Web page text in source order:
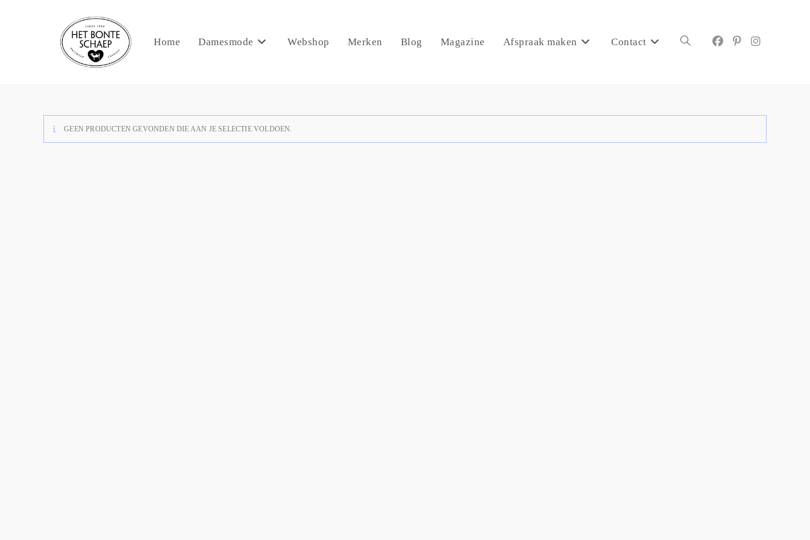
Home Damesmode Webshop Merken Blog Magazine Afspraak maken Contact
GEEN PRODUCTEN GEVONDEN DIE AAN JE SELECTIE VOLDOEN.